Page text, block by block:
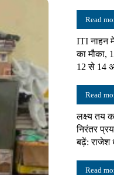
नेटवर्क
Read
ITI नाहन
का मौका,
12 से 14
Read
लक्ष्य तय
निरंतर
बढ़ें: राजेश
Read